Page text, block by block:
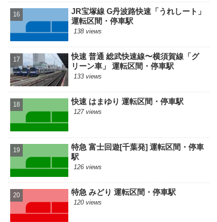
JR宝塚線 G丹波路快速「うれしート」
運転区間・停車駅
138 views
快速 普通 総武快速線〜横須賀線「グ
リーン車」 運転区間・停車駅
133 views
快速 はまゆり 運転区間・停車駅
127 views
特急 富士回遊[千葉発] 運転区間・停車
駅
126 views
特急 みどり 運転区間・停車駅
120 views